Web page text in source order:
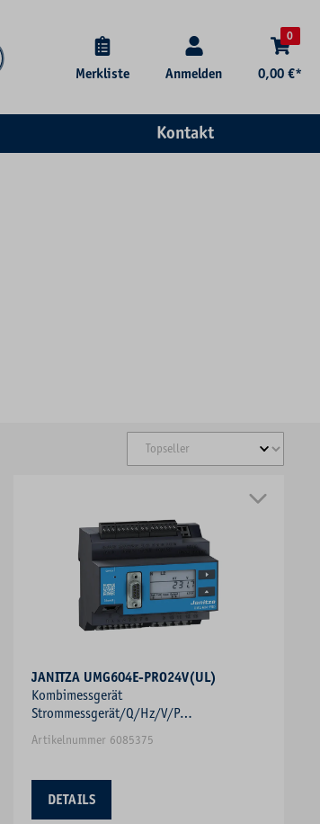
Merkliste Anmelden
0
0,00 €*
Kontakt
JANITZA UMG604E-PRO24V(UL)
Kombimessgerät
Strommessgerät/Q/Hz/V/P
Blindleistungsmesser Frequenzmesser
Artikelnummer 6085375
DETAILS